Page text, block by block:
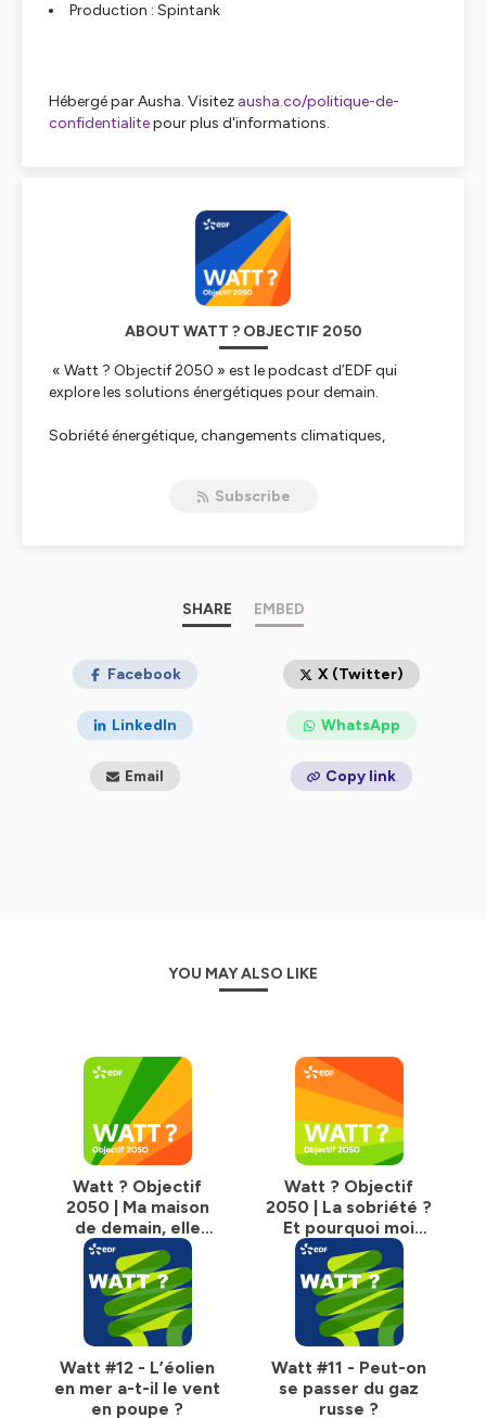
Production : Spintank
Hébergé par Ausha. Visitez ausha.co/politique-de-
confidentialitepour plus d'informations.
ABOUT WATT ? OBJECTIF 2050
« Watt ? Objectif 2050 » est le podcast d’EDF qui
explore les solutions énergétiques pour demain.
Sobriété énergétique, changements climatiques,
aujourd’hui. Au contact d’experts et de penseurs du
Production : Spintank
Réalisation : Étienne Gratianette
Musique originale : Germain Calsou et Charles Dollé
Subscribe
SHARE EMBED
Facebook X (Twitter)
LinkedIn WhatsApp
Email Copy link
YOU MAY ALSO LIKE
Watt ? Objectif
2050 | Ma maison
de demain, elle
ressemble à quoi ?
Watt ? Objectif
2050 | La sobriété ?
Et pourquoi moi
d'abord ?
Watt #12 - L’éolien
en mer a-t-il le vent
en poupe ?
Watt #11 - Peut-on
se passer du gaz
russe ?